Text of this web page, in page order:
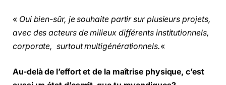
« Oui bien-sûr, je souhaite partir sur plusieurs projets,
avec des acteurs de milieux différents institutionnels,
corporate, surtout multigénérationnels.«
Au-delà de l’effort et de la maîtrise physique, c’est